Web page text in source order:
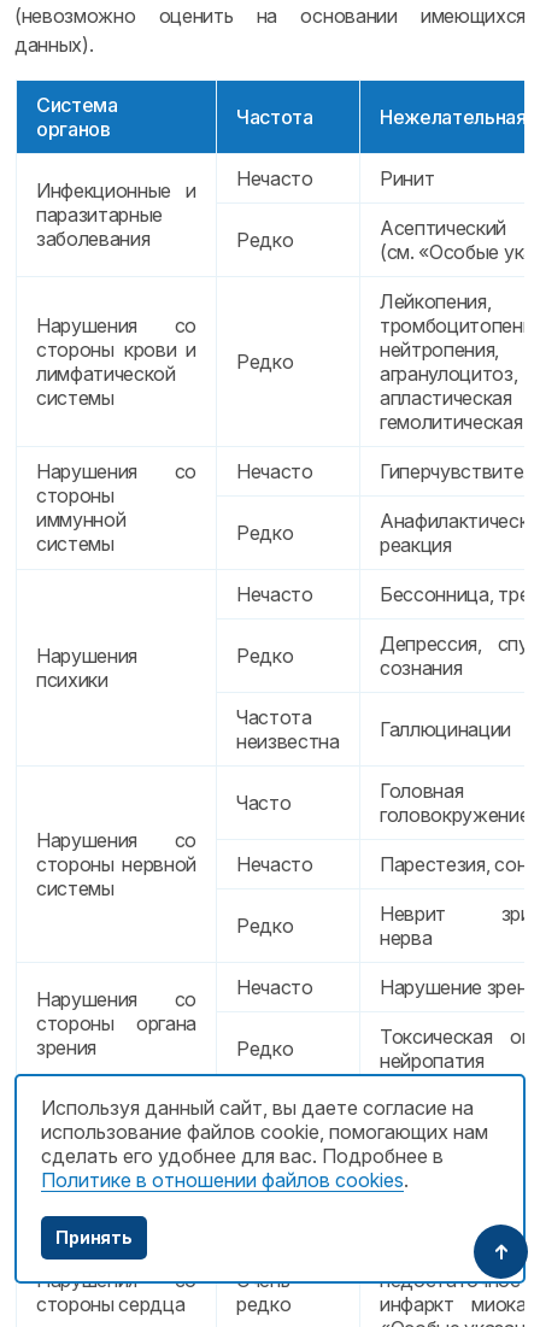
(невозможно оценить на основании имеющихся
данных).
Система
органов
Частота Нежелательная
Инфекционные и
паразитарные
заболевания
Нечасто Ринит
Редко
Асептический
(см. «Особые
Нарушения со
стороны крови и
лимфатической
системы
Редко
Лейкопения,
нейтропения,
агранулоцитоз,
апластическая
гемолитическая
Нарушения со
стороны
иммунной
системы
Нечасто
Редко
реакция
Нарушения
психики
Нечасто Бессонница,
Редко
Депрессия,
сознания
Частота
неизвестна
Галлюцинации
Нарушения со
стороны нервной
системы
Часто
Головная
головокружение
Нечасто Парестезия,
Редко
Неврит
нерва
Нарушения со
стороны органа
зрения
Нечасто Нарушение
Редко
Токсическая
нейропатия
Нарушения со
стороны органа
слуха и
лабиринтные
Нечасто
Нарушение
или шум в ушах,
Нарушения со
стороны сердца
Очень
редко
Усугубление
инфаркт
Используя данный сайт, вы даете согласие на
использование файлов cookie, помогающих нам
сделать его удобнее для вас. Подробнее в
Политике в отношении файлов cookies.
Принять